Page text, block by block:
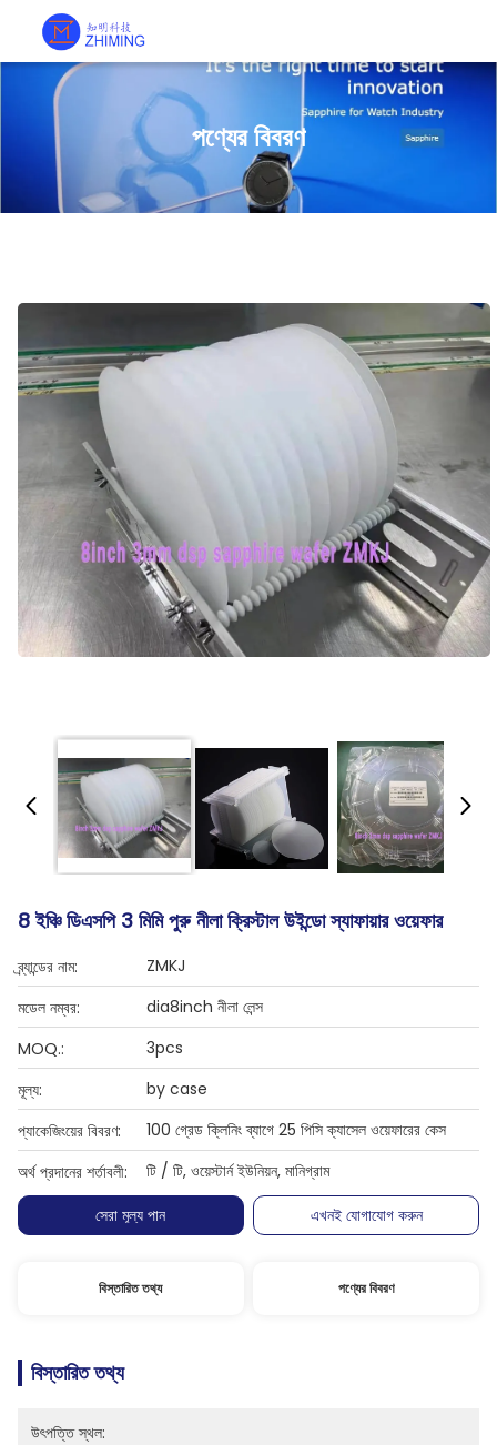
পণ্যের বিবরণ
8 ইঞ্চি ডিএসপি 3 মিমি পুরু নীলা ক্রিস্টাল উইন্ডো স্যাফায়ার ওয়েফার
ব্র্যান্ডের নাম:
ZMKJ
মডেল নম্বর:
dia8inch নীলা লেন্স
MOQ.:
3pcs
মূল্য:
by case
প্যাকেজিংয়ের বিবরণ:
100 গ্রেড ক্লিনিং ব্যাগে 25 পিসি ক্যাসেল ওয়েফারের কেস
অর্থ প্রদানের শর্তাবলী:
টি / টি, ওয়েস্টার্ন ইউনিয়ন, মানিগ্রাম
সেরা মূল্য পান
এখনই যোগাযোগ করুন
বিস্তারিত তথ্য পণ্যের বিবরণ
বিস্তারিত তথ্য
উৎপত্তি স্থল: